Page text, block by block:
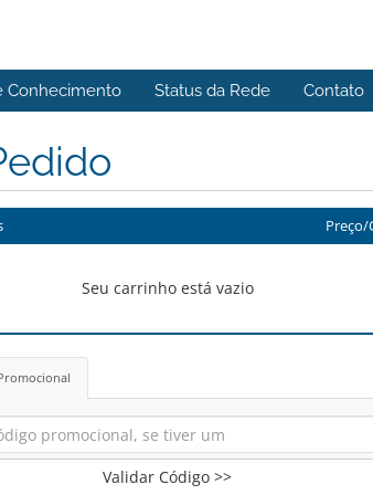
Conhecimento Status da Rede Contato
Preço/
Seu carrinho está vazio
Validar Código >>